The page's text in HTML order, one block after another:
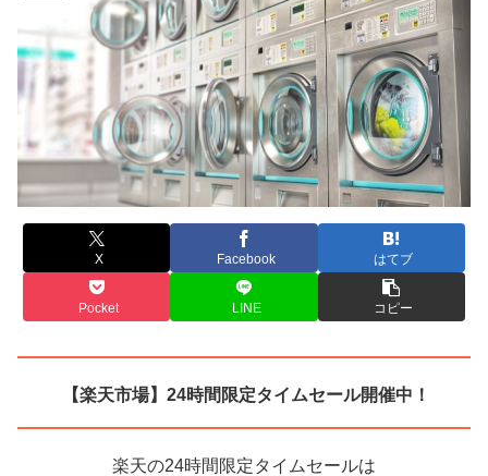
X Facebook はてブ
Pocket LINE コピー
【楽天市場】24時間限定タイムセール開催中！
楽天の24時間限定タイムセールは